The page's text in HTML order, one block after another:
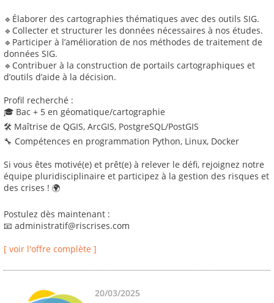
🔹Élaborer des cartographies thématiques avec des outils SIG.
🔹Collecter et structurer les données nécessaires à nos études.
🔹Participer à l’amélioration de nos méthodes de traitement de
données SIG.
🔹Contribuer à la construction de portails cartographiques et
d’outils d’aide à la décision.
Profil recherché :
🎓 Bac + 5 en géomatique/cartographie
🛠 Maîtrise de QGIS, ArcGIS, PostgreSQL/PostGIS
🔧 Compétences en programmation Python, Linux, Docker
Si vous êtes motivé(e) et prêt(e) à relever le défi, rejoignez notre
équipe pluridisciplinaire et participez à la gestion des risques et
des crises ! 🌍
Postulez dès maintenant :
📧 administratif@riscrises.com
[ voir l'offre complète ]
20/03/2025